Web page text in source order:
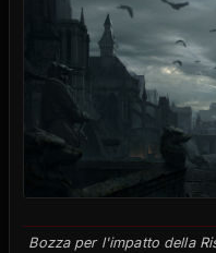
Bozza per l'impatto della